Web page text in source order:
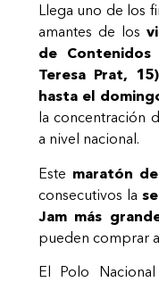
Llega uno de los
amantes de los
de
Teresa Prat, 15)
hasta el
la concentración
a nivel nacional.
Este maratón
consecutivos la
Jam más
pueden comprar
El Polo